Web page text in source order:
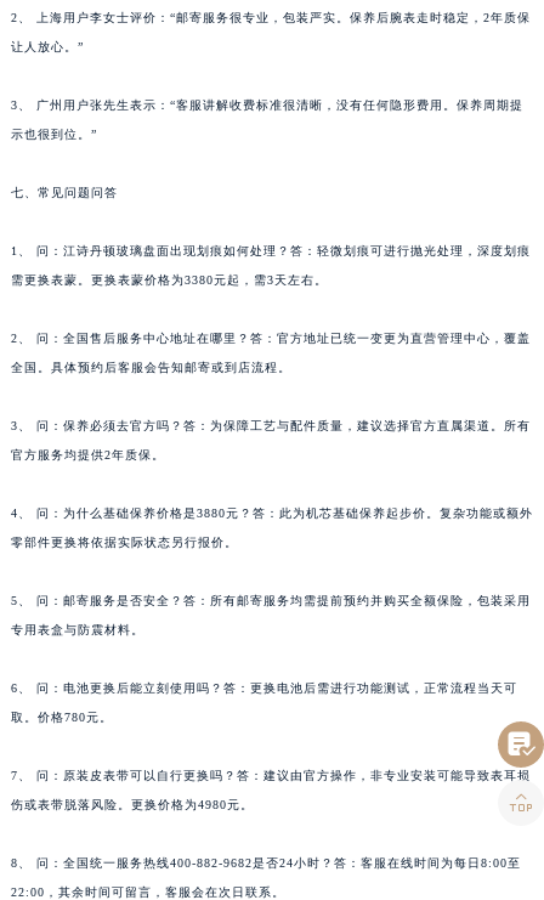
2、 上海用户李女士评价：“邮寄服务很专业，包装严实。保养后腕表走时稳定，2年质保
让人放心。”
3、 广州用户张先生表示：“客服讲解收费标准很清晰，没有任何隐形费用。保养周期提
示也很到位。”
七、常见问题问答
1、 问：江诗丹顿玻璃盘面出现划痕如何处理？答：轻微划痕可进行抛光处理，深度划痕
需更换表蒙。更换表蒙价格为3380元起，需3天左右。
2、 问：全国售后服务中心地址在哪里？答：官方地址已统一变更为直营管理中心，覆盖
全国。具体预约后客服会告知邮寄或到店流程。
3、 问：保养必须去官方吗？答：为保障工艺与配件质量，建议选择官方直属渠道。所有
官方服务均提供2年质保。
4、 问：为什么基础保养价格是3880元？答：此为机芯基础保养起步价。复杂功能或额外
零部件更换将依据实际状态另行报价。
5、 问：邮寄服务是否安全？答：所有邮寄服务均需提前预约并购买全额保险，包装采用
专用表盒与防震材料。
6、 问：电池更换后能立刻使用吗？答：更换电池后需进行功能测试，正常流程当天可
取。价格780元。
7、 问：原装皮表带可以自行更换吗？答：建议由官方操作，非专业安装可能导致表耳损
伤或表带脱落风险。更换价格为4980元。
8、 问：全国统一服务热线400-882-9682是否24小时？答：客服在线时间为每日8:00至
22:00，其余时间可留言，客服会在次日联系。

